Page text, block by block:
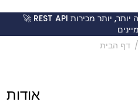
🚀 REST API עלה לאוויר - אינטגרציה מהירה יותר, יותר מכירות
דף הבית
אודות